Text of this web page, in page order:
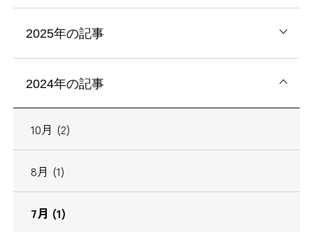
2025年の記事
2024年の記事
10月 (2)
8月 (1)
7月 (1)